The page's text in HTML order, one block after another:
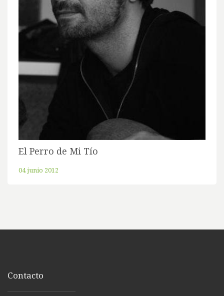
El Perro de Mi Tío
04 junio 2012
Contacto